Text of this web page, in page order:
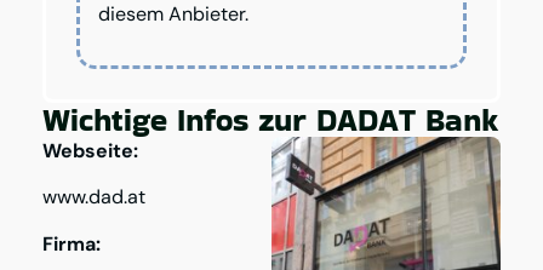
diesem Anbieter.
Wichtige Infos zur DADAT Bank
Webseite:
www.dad.at
Firma: